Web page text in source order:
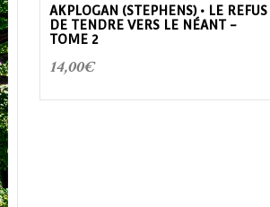
o
u
o
AKPLOGAN (STEPHENS) • LE REFUS
DE TENDRE VERS LE NÉANT -
TOME 2
14,00€